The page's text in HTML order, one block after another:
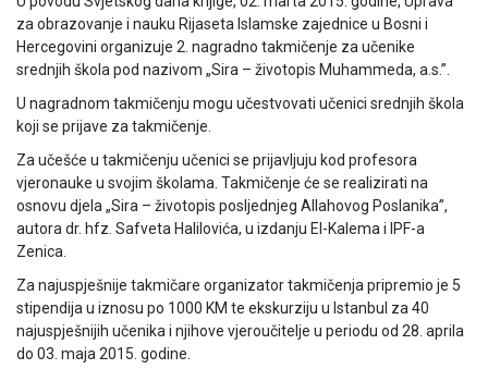
za obrazovanje i nauku Rijaseta Islamske zajednice u Bosni i
Hercegovini organizuje 2. nagradno takmičenje za učenike
srednjih škola pod nazivom „Sira – životopis Muhammeda, a.s.”.
U nagradnom takmičenju mogu učestvovati učenici srednjih škola
koji se prijave za takmičenje.
Za učešće u takmičenju učenici se prijavljuju kod profesora
vjeronauke u svojim školama. Takmičenje će se realizirati na
osnovu djela „Sira – životopis posljednjeg Allahovog Poslanika”,
autora dr. hfz. Safveta Halilovića, u izdanju El-Kalema i IPF-a
Zenica.
Za najuspješnije takmičare organizator takmičenja pripremio je 5
stipendija u iznosu po 1000 KM te ekskurziju u Istanbul za 40
najuspješnijih učenika i njihove vjeroučitelje u periodu od 28. aprila
do 03. maja 2015. godine.